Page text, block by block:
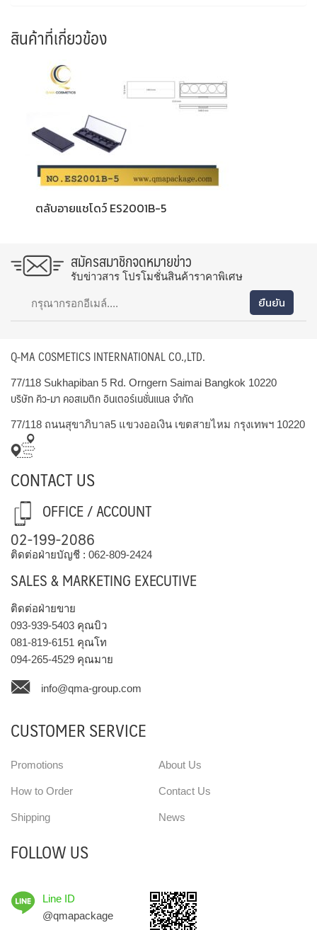
สินค้าที่เกี่ยวข้อง
ตลับอายแชโดว์ ES2001B-5
สมัครสมาชิกจดหมายข่าว
รับข่าวสาร โปรโมชั่นสินค้าราคาพิเศษ
Q-MA COSMETICS INTERNATIONAL CO.,LTD.
77/118 Sukhapiban 5 Rd. Orngern Saimai Bangkok 10220
บริษัท คิว-มา คอสเมติก อินเตอร์เนชั่นแนล จำกัด
77/118 ถนนสุขาภิบาล5 แขวงออเงิน เขตสายไหม กรุงเทพฯ 10220
CONTACT US
OFFICE / ACCOUNT
02-199-2086
ติดต่อฝ่ายบัญชี : 062-809-2424
SALES & MARKETING EXECUTIVE
ติดต่อฝ่ายขาย
093-939-5403 คุณบิว
081-819-6151 คุณโท
094-265-4529 คุณมาย
info@qma-group.com
CUSTOMER SERVICE
Promotions
How to Order
Shipping
About Us
Contact Us
News
FOLLOW US
Line ID
@qmapackage